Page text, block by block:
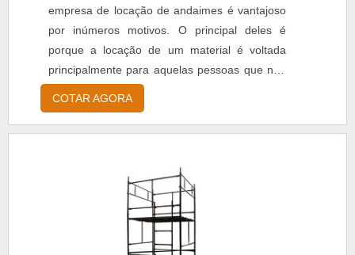
empresa de locação de andaimes é vantajoso
por inúmeros motivos. O principal deles é
porque a locação de um material é voltada
principalmente para aquelas pessoas que não
têm o interesse de ficar com o produto de
maneira definitiva, fazendo seu uso, assim,
SERVIÇOSendo assim, a primeira diferença
em se tratando dos benefícios de se alugar um
andaime, no lugar de comprar, está
COTAR AGORA